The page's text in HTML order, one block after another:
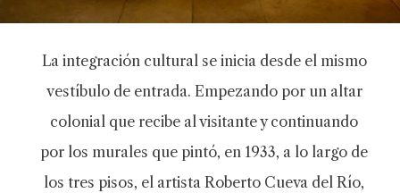
La integración cultural se inicia desde el mismo
vestíbulo de entrada. Empezando por un altar
colonial que recibe al visitante y continuando
por los murales que pintó, en 1933, a lo largo de
los tres pisos, el artista Roberto Cueva del Río,